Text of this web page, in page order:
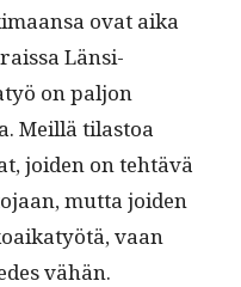
ovat aika
Län­si-
on paljon
Meil­lä tilas­toa
joiden on tehtävä
mut­ta joiden
vaan
vähän.